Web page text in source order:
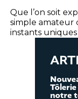
Que l’on soit
simple amateur
instants uniques
notre